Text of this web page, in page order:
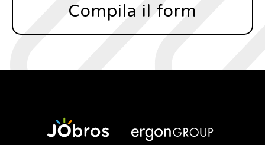
Compila il form